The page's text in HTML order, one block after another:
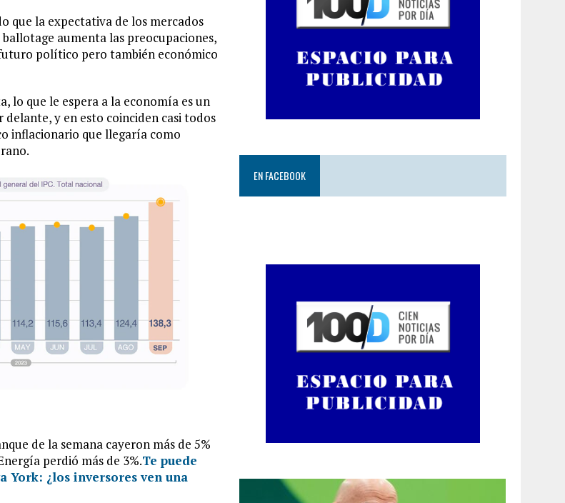
que la expectativa de los mercados
aumenta las preocupaciones,
político pero también económico
lo que le espera a la economía es un
y en esto coinciden casi todos
inflacionario que llegaría como
de la semana cayeron más de 5%
perdió más de 3%.Te puede
York: ¿los inversores ven una
EN FACEBOOK